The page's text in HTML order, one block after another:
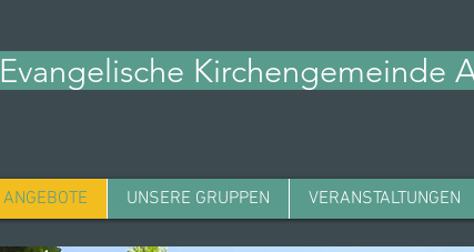
Evangelische Kirchengemeinde
ANGEBOTE UNSERE GRUPPEN VERANSTALTUNGEN